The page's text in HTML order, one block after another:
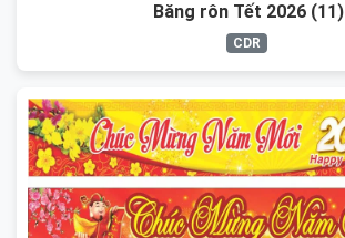
Băng rôn Tết 2026 (11)
CDR